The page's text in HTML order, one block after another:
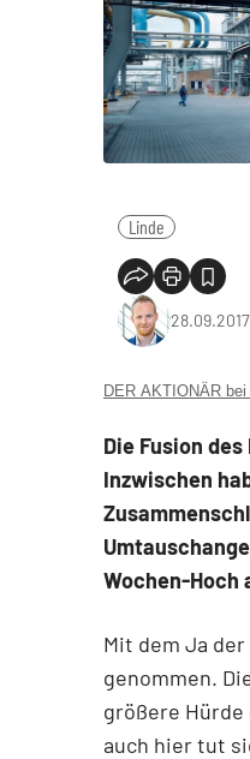
Linde
DER AKTIONÄR
Die Fusion
Inzwischen
Wochen-Hoch
Mit dem Ja
genommen.
größere
auch hier tut